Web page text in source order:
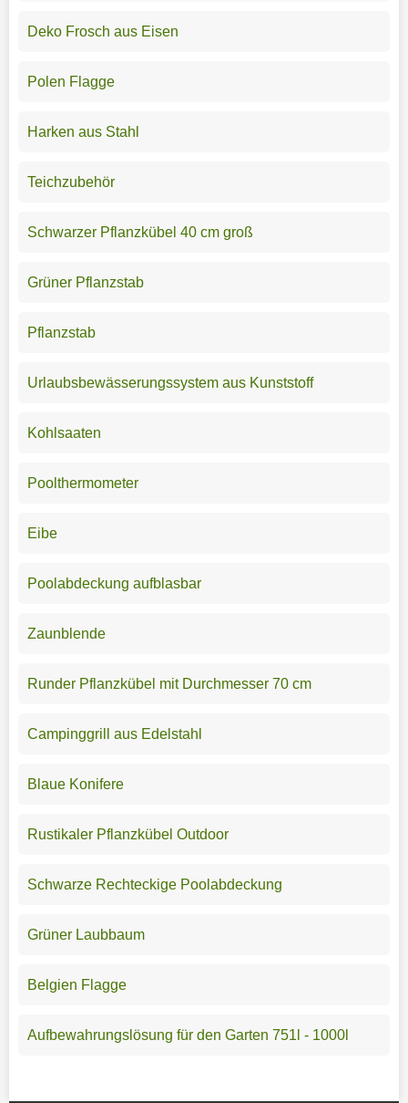
Deko Frosch aus Eisen
Polen Flagge
Harken aus Stahl
Teichzubehör
Schwarzer Pflanzkübel 40 cm groß
Grüner Pflanzstab
Pflanzstab
Urlaubsbewässerungssystem aus Kunststoff
Kohlsaaten
Poolthermometer
Eibe
Poolabdeckung aufblasbar
Zaunblende
Runder Pflanzkübel mit Durchmesser 70 cm
Campinggrill aus Edelstahl
Blaue Konifere
Rustikaler Pflanzkübel Outdoor
Schwarze Rechteckige Poolabdeckung
Grüner Laubbaum
Belgien Flagge
Aufbewahrungslösung für den Garten 751l - 1000l